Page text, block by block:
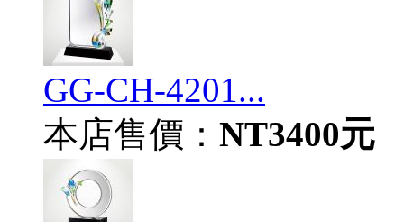
GG-CH-4201...
本店售價： NT3400元